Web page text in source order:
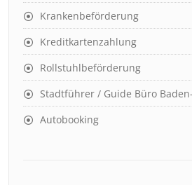
Krankenbeförderung
Kreditkartenzahlung
Rollstuhlbeförderung
Stadtführer / Guide Büro
Autobooking